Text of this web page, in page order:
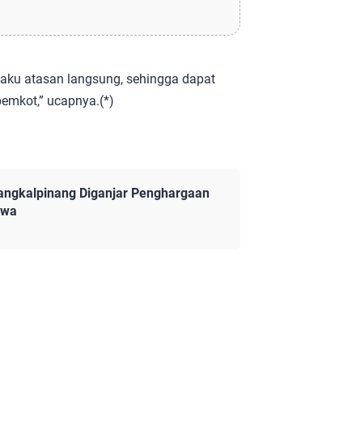
atasan langsung, sehingga dapat
ucapnya.(*)
Diganjar Penghargaan